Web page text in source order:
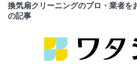
換気扇クリーニングのプロ・業者を
の記事